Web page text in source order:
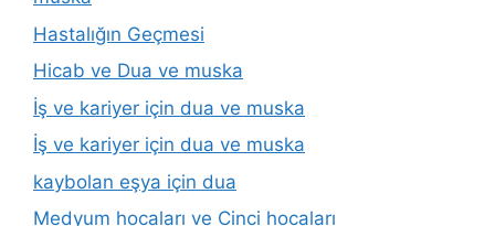
Hastalığın Geçmesi
Hicab ve Dua ve muska
İş ve kariyer için dua ve muska
İş ve kariyer için dua ve muska
kaybolan eşya için dua
Medyum hocaları ve Cinci hocaları